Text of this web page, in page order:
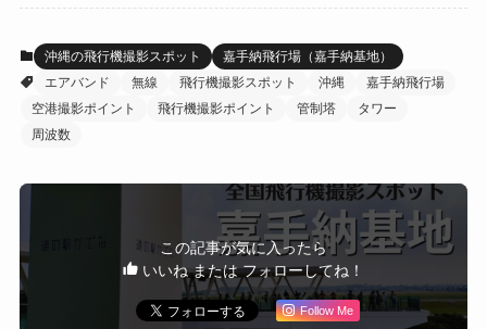
沖縄の飛行機撮影スポット
嘉手納飛行場（嘉手納基地）
エアバンド
無線 飛行機撮影スポット 沖縄
嘉手納飛行場
空港撮影ポイント
飛行機撮影ポイント 管制塔
タワー
周波数
この記事が気に入ったら
いいね または フォローしてね！
Follow Me